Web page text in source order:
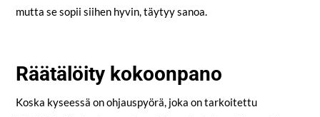
mutta se sopii siihen hyvin, täytyy sanoa.
Räätälöity kokoonpano
Koska kyseessä on ohjauspyörä, joka on tarkoitettu